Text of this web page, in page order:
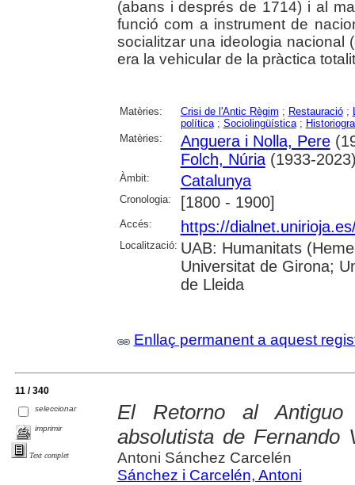
(abans i després de 1714) i al
funció com a instrument de
socialitzar una ideologia nacional
era la vehicular de la pràctica
Matèries: Crisi de l'Antic Règim ; Restauració;
política; Sociolingüística;
Matèries:
Anguera i Nolla, Pere
Folch, Núria(1933-
Àmbit: Catalunya
Cronologia: [1800 - 1900]
Accés: https://
Localització: UAB: Humanitats
Universitat de Girona;
de Lleida
Enllaç permanent a aquest
11 / 340
seleccionar
imprimir
Text complet
El Retorno al Antiguo
absolutista de Fernando
Antoni Sánchez Carcelén
Sánchez i Carcelén, Antoni